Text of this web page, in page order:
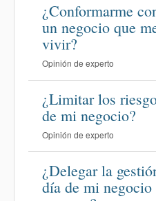
¿Conformarme
un negocio que
vivir?
Opinión de experto
¿Limitar los
de mi negocio?
Opinión de experto
¿Delegar la
día de mi negocio